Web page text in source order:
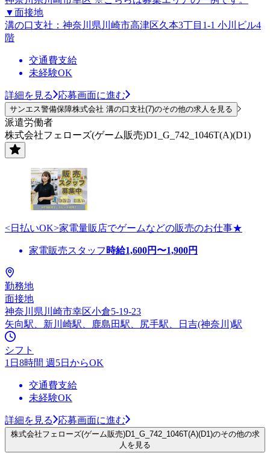
▼面接地
溝の口支社：神奈川県川崎市高津区久本3丁目1-1 小川ビル4
階
交通費支給
未経験OK
詳細を見る 応募画面に進む
サンエス警備保障株式会社 溝の口支社(7)のその他の求人を見る
派遣労働者
株式会社フェローズ(ゲーム販売)D1_G_742_1046T(A)(D1)
<日払いOK>家電量販店でゲームなどの販売のお仕事★
家電販売スタッフ 時給1,600円〜1,900円
勤務地
面接地
神奈川県川崎市幸区小倉5-19-23
矢向駅、新川崎駅、鹿島田駅、尻手駅、日吉(神奈川)駅
シフト
1日8時間 週5日からOK
交通費支給
未経験OK
詳細を見る 応募画面に進む
株式会社フェローズ(ゲーム販売)D1_G_742_1046T(A)(D1)のその他の求
人を見る